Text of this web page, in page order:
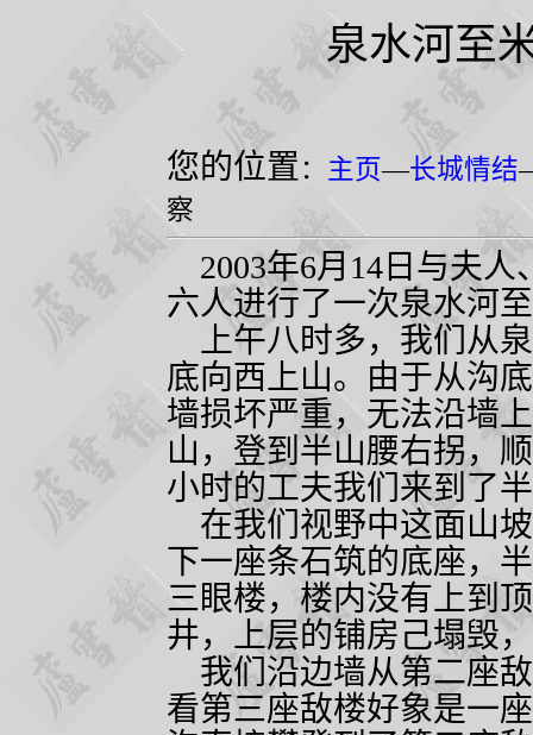
泉水河至
您的位置 ： 主页—长城情结
察
2003年6月 14 日与夫人
六人进行了一次泉水河
上午八时多，我们从
底向西上山。由于从沟
墙损坏严重，无法沿墙
山，登到半山腰右拐，
小时的工夫我们来到了
在我们视野中这面山
下一座条石筑的底座，
三眼楼，楼内没有上到
井，上层的铺房己塌毁
我们沿边墙从第二座
看第三座敌楼好象是一